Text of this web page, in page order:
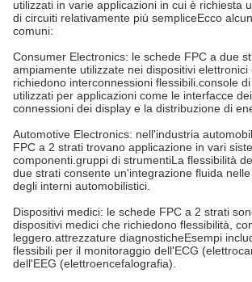
utilizzati in varie applicazioni in cui è richiesta
di circuiti relativamente più sempliceEcco
comuni:
Consumer Electronics: le schede FPC a due
ampiamente utilizzate nei dispositivi
richiedono interconnessioni flessibili.console
utilizzati per applicazioni come le interfacce
connessioni dei display e la distribuzione di
Automotive Electronics: nell'industria
FPC a 2 strati trovano applicazione in vari
componenti.gruppi di strumentiLa flessibilità
due strati consente un'integrazione fluida
degli interni automobilistici.
Dispositivi medici: le schede FPC a 2 strati
dispositivi medici che richiedono flessibilità,
leggero.attrezzature diagnosticheEsempi
flessibili per il monitoraggio dell'ECG
dell'EEG (elettroencefalografia).